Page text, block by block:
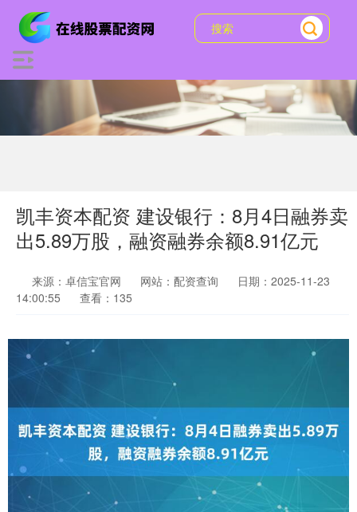
凯丰资本配资 建设银行：8月4日融券卖
出5.89万股，融资融券余额8.91亿元
来源：卓信宝官网 网站：配资查询
日期：2025-11-23
14:00:55
查看：135